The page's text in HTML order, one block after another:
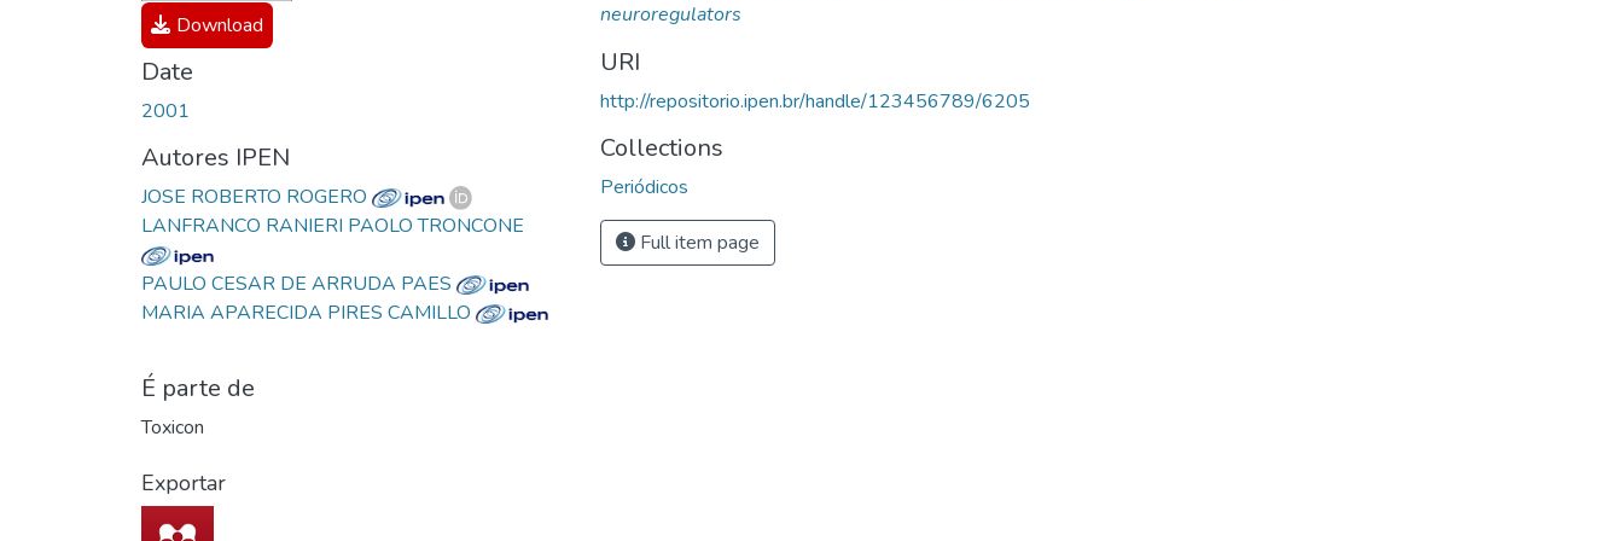
Download
Date
2001
Autores IPEN
JOSE ROBERTO ROGERO
LANFRANCO RANIERI PAOLO TRONCONE
PAULO CESAR DE ARRUDA PAES
MARIA APARECIDA PIRES CAMILLO
É parte de
Toxicon
Exportar
neuroregulators
URI
http://repositorio.ipen.br/handle/123456789/6205
Collections
Periódicos
Full item page